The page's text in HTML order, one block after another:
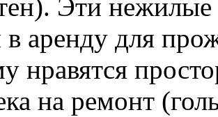
Эти нежилые
в аренду для
нравятся
на ремонт